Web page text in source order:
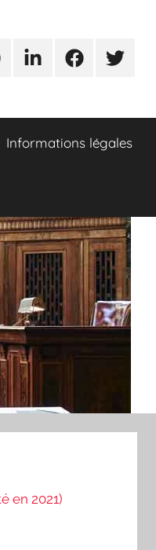
LinkedinFacebookTwitter
Informations légales
en 2021)